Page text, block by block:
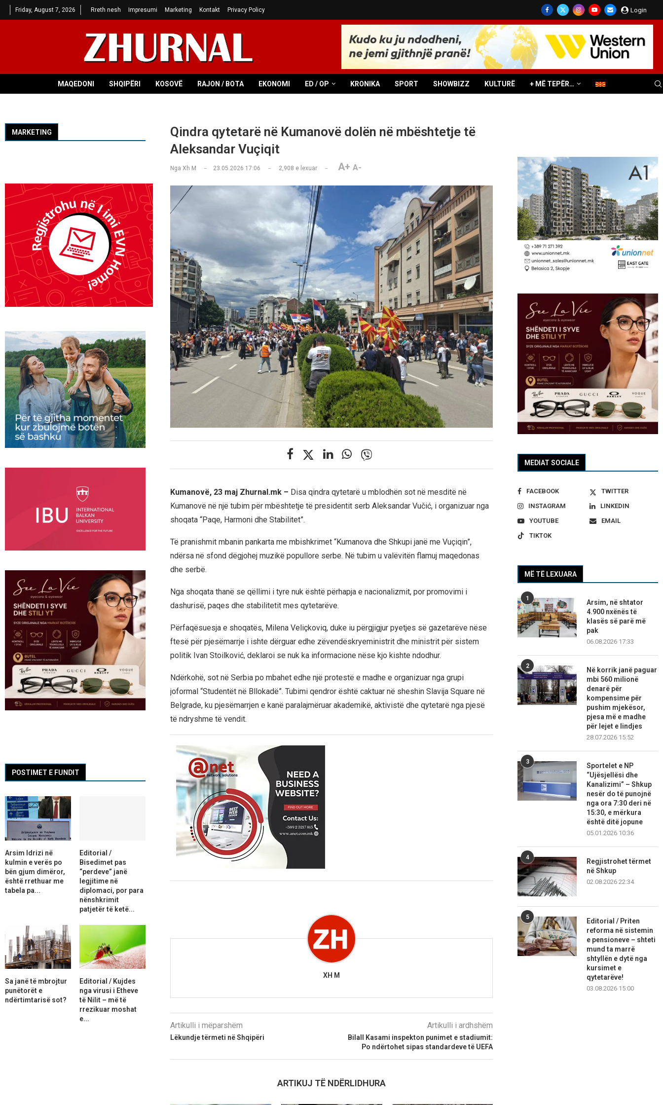
Friday, August 7, 2026 Rreth nesh Impresumi Marketing Kontakt Privacy Policy Login
MAQEDONI SHQIPËRI KOSOVË RAJON / BOTA EKONOMI ED / OP KRONIKA SPORT SHOWBIZZ KULTURË + MË TEPËR…
Qindra qytetarë në Kumanovë dolën në mbështetje të
Aleksandar Vuçiqit
Nga Xh M 23.05.2026 17:06 2,908 e lexuar A+ A-
Kumanovë, 23 maj Zhurnal.mk – Disa qindra qytetarë u mblodhën sot në mesditë në
Kumanovë në një tubim për mbështetje të presidentit serb Aleksandar Vučić, i organizuar nga
shoqata “Paqe, Harmoni dhe Stabilitet”.
Të pranishmit mbanin pankarta me mbishkrimet “Kumanova dhe Shkupi janë me Vuçiqin”,
ndërsa në sfond dëgjohej muzikë popullore serbe. Në tubim u valëvitën flamuj maqedonas
dhe serbë.
Nga shoqata thanë se qëllimi i tyre nuk është përhapja e nacionalizmit, por promovimi i
dashurisë, paqes dhe stabilitetit mes qytetarëve.
Përfaqësuesja e shoqatës, Milena Veliçkoviq, duke iu përgjigjur pyetjes së gazetarëve nëse
ftesë për pjesëmarrje i ishte dërguar edhe zëvendëskryeministrit dhe ministrit për sistem
politik Ivan Stoilković, deklaroi se nuk ka informacione nëse kjo kishte ndodhur.
Ndërkohë, sot në Serbia po mbahet edhe një protestë e madhe e organizuar nga grupi
joformal “Studentët në Bllokadë”. Tubimi qendror është caktuar në sheshin Slavija Square në
Belgrade, ku pjesëmarrjen e kanë paralajmëruar akademikë, aktivistë dhe qytetarë nga pjesë
të ndryshme të vendit.
XH M
Artikulli i mëparshëm
Lëkundje tërmeti në Shqipëri
Artikulli i ardhshëm
Bilall Kasami inspekton punimet e stadiumit:
Po ndërtohet sipas standardeve të UEFA
ARTIKUJ TË NDËRLIDHURA
MEDIAT SOCIALE
FACEBOOK
TWITTER
INSTAGRAM
LINKEDIN
YOUTUBE
EMAIL
TIKTOK
MË TË LEXUARA
1
Arsim, në shtator
4.900 nxënës të
klasës së parë më
pak
06.08.2026 17:33
2
Në korrik janë paguar
mbi 560 milionë
denarë për
kompensime për
pushim mjekësor,
pjesa më e madhe
për lejet e lindjes
28.07.2026 15:52
3
Sportelet e NP
“Ujësjellësi dhe
Kanalizimi” – Shkup
nesër do të punojnë
nga ora 7:30 deri në
15:30, e mërkura
është ditë jopune
05.01.2026 10:36
4
Regjistrohet tërmet
në Shkup
02.08.2026 22:34
5
Editorial / Priten
reforma në sistemin
e pensioneve – shteti
mund ta marrë
shtyllën e dytë nga
kursimet e
qytetarëve!
03.08.2026 15:00
MARKETING
POSTIMET E FUNDIT
Arsim Idrizi në
kulmin e verës po
bën gjum dimëror,
është rrethuar me
tabela pa...
Editorial /
Bisedimet pas
“perdeve” janë
legjitime në
diplomaci, por para
nënshkrimit
patjetër të ketë...
Sa janë të mbrojtur
punëtorët e
ndërtimtarisë sot?
Editorial / Kujdes
nga virusi i Etheve
të Nilit – më të
rrezikuar moshat
e...